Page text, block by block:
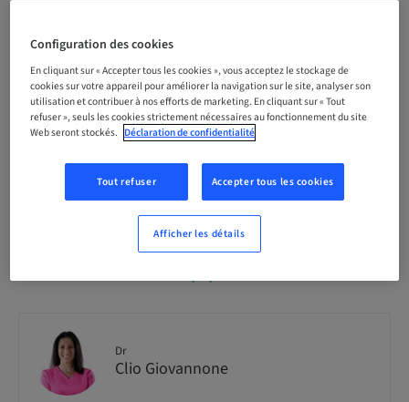
Numéro de la formation
SmileCloud_2026_
Places disponibles
1 disponible
Conférencier(s)
Dr
Clio Giovannone
Configuration des cookies
En cliquant sur « Accepter tous les cookies », vous acceptez le stockage de
cookies sur votre appareil pour améliorer la navigation sur le site, analyser son
utilisation et contribuer à nos efforts de marketing. En cliquant sur « Tout
refuser », seuls les cookies strictement nécessaires au fonctionnement du site
Web seront stockés. Déclaration de confidentialité
Tout refuser Accepter tous les cookies
Afficher les détails